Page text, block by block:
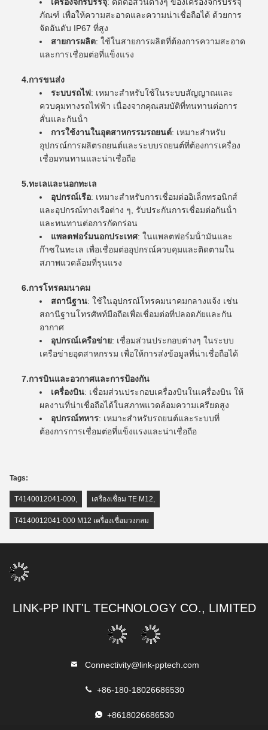
ภัณฑ์ เพื่อให้ความสะอาดและความน่าเชื่อถือได้ ด้วยการ
จัดอันดับ IP67 ที่สูง
สายการผลิต: ใช้ในสายการผลิตที่ต้องการความสะอาด
และการเชื่อมต่อที่แข็งแรง
4.การขนส่ง
ระบบรถไฟ: เหมาะสําหรับใช้ในระบบสัญญาณและ
ควบคุมทางรถไฟฟ้า เนื่องจากคุณสมบัติที่ทนทานต่อการ
สั่นและกันน้ํา
การใช้งานในอุตสาหกรรมรถยนต์: เหมาะสําหรับ
อุปกรณ์การผลิตรถยนต์และระบบรถยนต์ที่ต้องการเครื่อง
เชื่อมทนทานและน่าเชื่อถือ
5.ทะเลและนอกทะเล
อุปกรณ์เรือ: เหมาะสําหรับการเชื่อมต่ออิเล็กทรอนิกส์
และอุปกรณ์ทางเรือต่าง ๆ, รับประกันการเชื่อมต่อกันน้ํา
และทนทานต่อการกัดกร่อน
แพลตฟอร์มนอกประเทศ: ในแพลตฟอร์มน้ํามันและ
ก๊าซในทะเล เพื่อเชื่อมต่ออุปกรณ์ควบคุมและติดตามใน
สภาพแวดล้อมที่รุนแรง
6.การโทรคมนาคม
สถานีฐาน: ใช้ในอุปกรณ์โทรคมนาคมกลางแจ้ง เช่น
สถานีฐานโทรศัพท์มือถือเพื่อเชื่อมต่อที่ปลอดภัยและกัน
อากาศ
อุปกรณ์เครือข่าย: เชื่อมส่วนประกอบต่างๆ ในระบบ
เครือข่ายอุตสาหกรรม เพื่อให้การส่งข้อมูลที่น่าเชื่อถือได้
7.การบินและอวกาศและการป้องกัน
เครื่องบิน: เชื่อมส่วนประกอบเครื่องบินในเครื่องบิน ให้
ผลงานที่น่าเชื่อถือได้ในสภาพแวดล้อมความเครียดสูง
อุปกรณ์ทหาร: เหมาะสําหรับรถยนต์และระบบที่
ต้องการการเชื่อมต่อที่แข็งแรงและน่าเชื่อถือ
Tags:
T4140012041-000, เครื่องเชื่อม TE M12,
T4140012041-000 M12 เครื่องเชื่อมวงกลม
LINK-PP INT'L TECHNOLOGY CO., LIMITED
Connectivity@link-pptech.com
+86-180-18026686530
+8618026686530